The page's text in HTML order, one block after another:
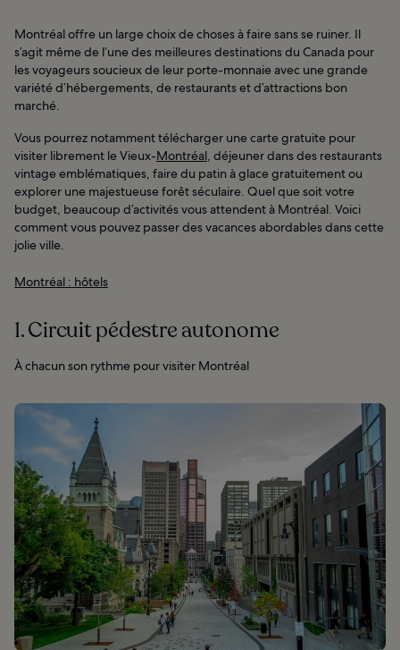
Montréal offre un large choix de choses à faire sans se ruiner. Il
s’agit même de l’une des meilleures destinations du Canada pour
les voyageurs soucieux de leur porte-monnaie avec une grande
variété d’hébergements, de restaurants et d’attractions bon
marché.
Vous pourrez notamment télécharger une carte gratuite pour
visiter librement le Vieux-Montréal , déjeuner dans des restaurants
vintage emblématiques, faire du patin à glace gratuitement ou
explorer une majestueuse forêt séculaire. Quel que soit votre
budget, beaucoup d’activités vous attendent à Montréal. Voici
comment vous pouvez passer des vacances abordables dans cette
jolie ville.
Montréal : hôtels
1. Circuit pédestre autonome
À chacun son rythme pour visiter Montréal